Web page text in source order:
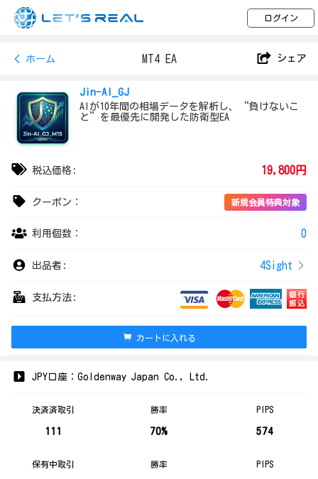
ログイン
ホーム MT4 EA シェア
Jin-AI_GJ
AIが10年間の相場データを解析し、“負けないこ
と”を最優先に開発した防衛型EA
税込価格: 19,800円
クーポン： 新規会員特典対象
利用個数： 0
出品者: 4Sight
支払方法:
カートに入れる
JPY口座：Goldenway Japan Co., Ltd.
決済済取引
111
勝率
70%
PIPS
574
保有中取引 勝率 PIPS